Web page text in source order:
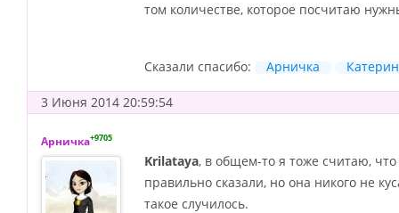
том количестве, которое посчитаю
Сказали спасибо: Арничка
3 Июня 2014 20:59:54
Арничка+9705
Krilataya, в общем-то я тоже считаю,
правильно сказали, но она никого не
такое случилось.